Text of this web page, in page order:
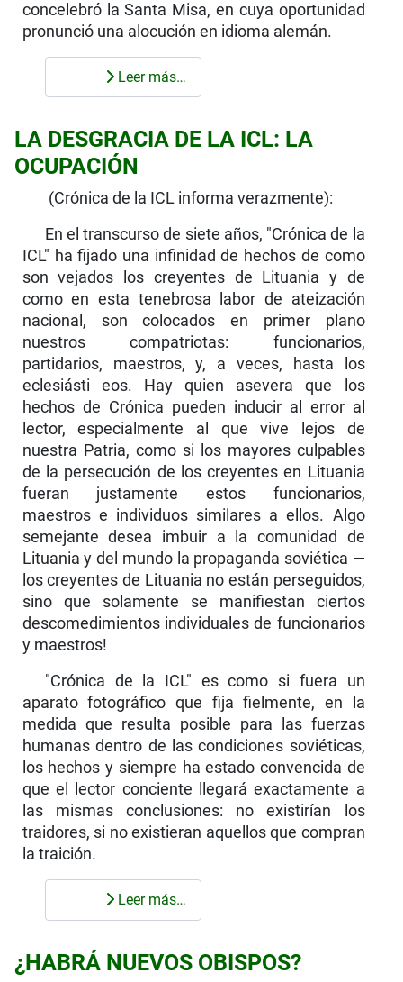
concelebró la Santa Misa, en cuya oportunidad
pronunció una alocución en idioma alemán.
Leer más…
LA DESGRACIA DE LA ICL: LA
OCUPACIÓN
(Crónica de la ICL informa verazmente):
En el transcurso de siete años, "Crónica de la
ICL" ha fijado una infinidad de hechos de como
son vejados los creyentes de Lituania y de
como en esta tenebrosa labor de ateización
nacional, son colocados en primer plano
nuestros compatriotas: funcionarios,
partidarios, maestros, y, a veces, hasta los
eclesiásti eos. Hay quien asevera que los
hechos de Crónica pueden inducir al error al
lector, especialmente al que vive lejos de
nuestra Patria, como si los mayores culpables
de la persecución de los creyentes en Lituania
fueran justamente estos funcionarios,
maestros e individuos similares a ellos. Algo
semejante desea imbuir a la comunidad de
Lituania y del mundo la propaganda soviética —
los creyentes de Lituania no están perseguidos,
sino que solamente se manifiestan ciertos
descomedimientos individuales de funcionari­os
y maestros!
"Crónica de la ICL" es como si fuera un
aparato fotográfico que fija fielmente, en la
medida que resulta posible para las fuerzas
humanas dentro de las condiciones soviéticas,
los hechos y siempre ha estado convencida de
que el lector conciente llegará exactamente a
las mismas conclusiones: no existirían los
traidores, si no existieran aquellos que compran
la traición.
Leer más…
¿HABRÁ NUEVOS OBISPOS?